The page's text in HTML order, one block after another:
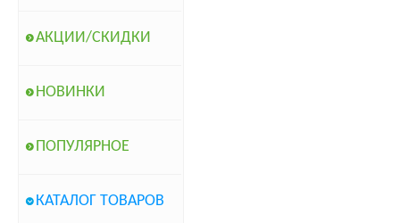
АКЦИИ/СКИДКИ
НОВИНКИ
ПОПУЛЯРНОЕ
КАТАЛОГ ТОВАРОВ